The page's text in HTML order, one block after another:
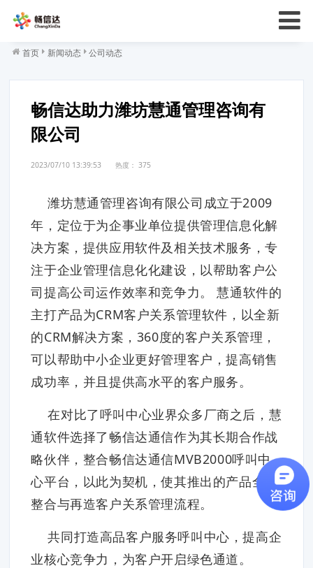
首页 新闻动态 公司动态
畅信达助力潍坊慧通管理咨询有
限公司
2023/07/10 13:39:53 热度：375
潍坊慧通管理咨询有限公司成立于2009
年，定位于为企事业单位提供管理信息化解
决方案，提供应用软件及相关技术服务，专
注于企业管理信息化化建设，以帮助客户公
司提高公司运作效率和竞争力。 慧通软件的
主打产品为CRM客户关系管理软件，以全新
的CRM解决方案，360度的客户关系管理，
可以帮助中小企业更好管理客户，提高销售
成功率，并且提供高水平的客户服务。
在对比了呼叫中心业界众多厂商之后，慧
通软件选择了畅信达通信作为其长期合作战
略伙伴，整合畅信达通信MVB2000呼叫中
心平台，以此为契机，使其推出的产品全面
整合与再造客户关系管理流程。
共同打造高品客户服务呼叫中心，提高企
业核心竞争力，为客户开启绿色通道。